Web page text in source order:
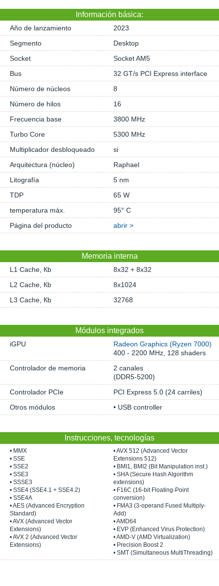
Información básica:
Año de lanzamiento
2023
Segmento
Desktop
Socket
Socket AM5
Bus
32 GT/s PCI Express interface
Número de núcleos
8
Número de hilos
16
Frecuencia base
3800 MHz
Turbo Core
5300 MHz
Multiplicador desbloqueado
si
Arquitectura (núcleo)
Raphael
Litografía
5 nm
TDP
65 W
temperatura máx.
95° C
Página del producto
abrir >
Memoria interna
L1 Cache, Кb
8x32 + 8x32
L2 Cache, Кb
8x1024
L3 Cache, Кb
32768
Módulos integrados
iGPU
Radeon Graphics (Ryzen 7000)
400 - 2200 MHz, 128 shaders
Controlador de memoria
2 canales
(DDR5-5200)
Controlador PCIe
PCI Express 5.0 (24 carriles)
Otros módulos
• USB controller
Instrucciones, tecnologías
• MMX
• SSE
• SSE2
• SSE3
• SSSE3
• SSE4 (SSE4.1 + SSE4.2)
• SSE4A
• AES (Advanced Encryption
Standard)
• AVX (Advanced Vector
Extensions)
• AVX 2 (Advanced Vector
Extensions)
• AVX 512 (Advanced Vector
Extensions 512)
• BMI1, BMI2 (Bit Manipulation inst.)
• SHA (Secure Hash Algorithm
extensions)
• F16C (16-bit Floating-Point
conversion)
• FMA3 (3-operand Fused Multiply-
Add)
• AMD64
• EVP (Enhanced Virus Protection)
• AMD-V (AMD Virtualization)
• Precision Boost 2
• SMT (Simultaneous MultiThreading)